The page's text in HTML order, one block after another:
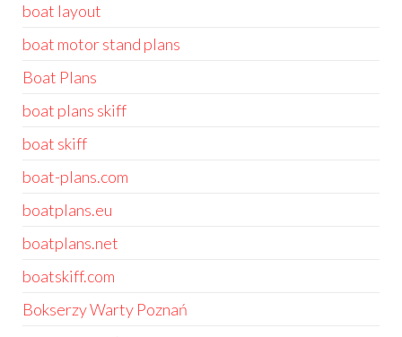
boat layout
boat motor stand plans
Boat Plans
boat plans skiff
boat skiff
boat-plans.com
boatplans.eu
boatplans.net
boatskiff.com
Bokserzy Warty Poznań